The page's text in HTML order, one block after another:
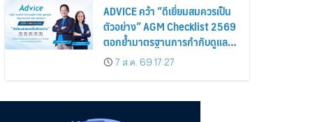
ADVICE คว้า “ดีเยี่ยมสมควรเป็น
ตัวอย่าง” AGM Checklist 2569
ตอกย้ำมาตรฐานการกำกับดูแล
กิจการที่ดี
7 ส.ค. 69 17:27